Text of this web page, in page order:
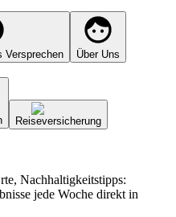
Versprechen Über Uns
Reiseversicherung
Nachhaltigkeitstipps:
jede Woche direkt in